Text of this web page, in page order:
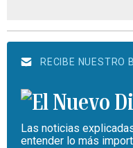
RECIBE NUESTRO
Las noticias
entender lo más